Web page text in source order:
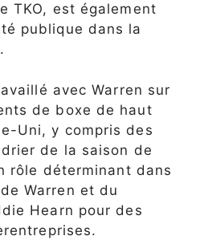
TKO, est également
publique dans la
avec Warren sur
de boxe de haut
Uni, y compris des
de la saison de
rôle déterminant dans
Warren et du
Hearn pour des